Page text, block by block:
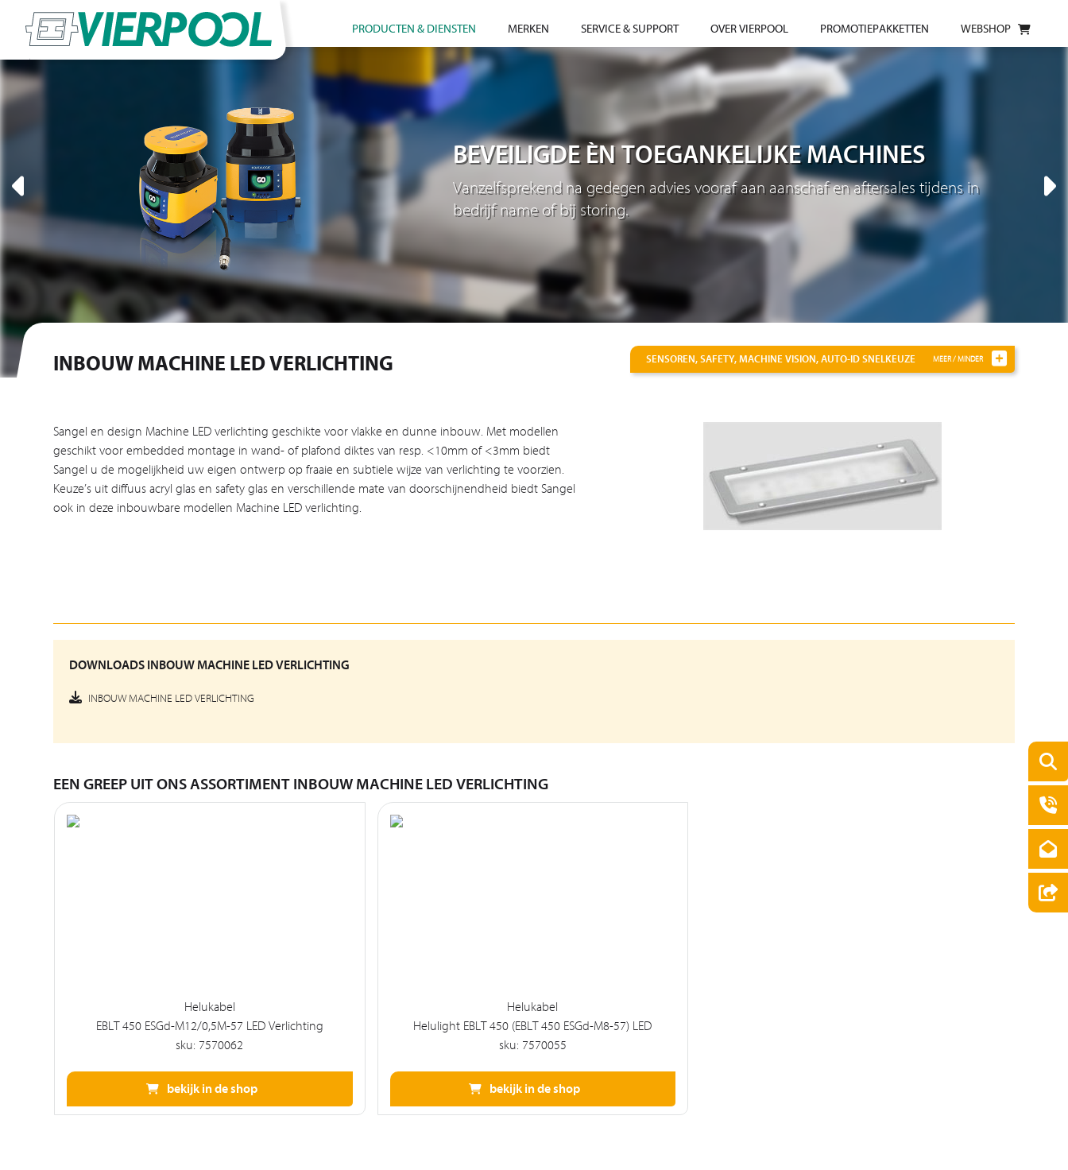
BEVEILIGDE ÈN TOEGANKELIJKE MACHINES
Vanzelfsprekend na gedegen advies vooraf aan aanschaf en aftersales tijdens in
bedrijf name of bij storing.
PRODUCTEN & DIENSTEN MERKEN SERVICE & SUPPORT OVER VIERPOOL PROMOTIEPAKKETTEN WEBSHOP
INBOUW MACHINE LED VERLICHTING
Sangel en design Machine LED verlichting geschikte voor vlakke en dunne inbouw. Met modellen
geschikt voor embedded montage in wand- of plafond diktes van resp. <10mm of <3mm biedt
Sangel u de mogelijkheid uw eigen ontwerp op fraaie en subtiele wijze van verlichting te voorzien.
Keuze’s uit diffuus acryl glas en safety glas en verschillende mate van doorschijnendheid biedt Sangel
ook in deze inbouwbare modellen Machine LED verlichting.
DOWNLOADS INBOUW MACHINE LED VERLICHTING
INBOUW MACHINE LED VERLICHTING
EEN GREEP UIT ONS ASSORTIMENT INBOUW MACHINE LED VERLICHTING
Helukabel
EBLT 450 ESGd-M12/0,5M-57 LED Verlichting
sku: 7570062
bekijk in de shop
Helukabel
Helulight EBLT 450 (EBLT 450 ESGd-M8-57) LED
sku: 7570055
bekijk in de shop
SENSOREN, SAFETY, MACHINE VISION, AUTO-IDSNELKEUZE